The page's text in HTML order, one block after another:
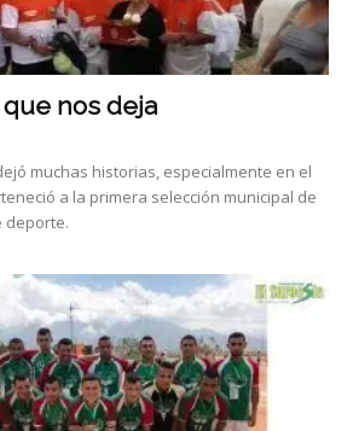
nos deja
muchas historias, especialmente en el
a la primera selección municipal de
deporte.